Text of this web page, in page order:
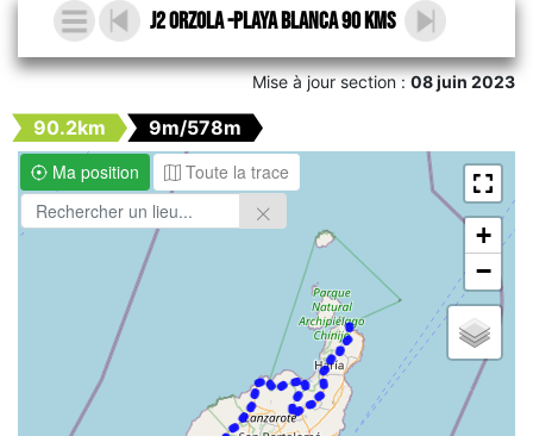
J2 Orzola -Playa Blanca 90 kms
Mise à jour section :08 juin 2023
90.2km
9m/578m
Ma position
Toute la trace
+
−